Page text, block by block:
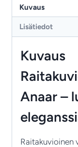
ajaton
ja
luonnonläheinen
harmoniseen
sisustukseen
määrä
Kuvaus
Lisätiedot
Kuvaus
Anaar –
Raitakuvioinen